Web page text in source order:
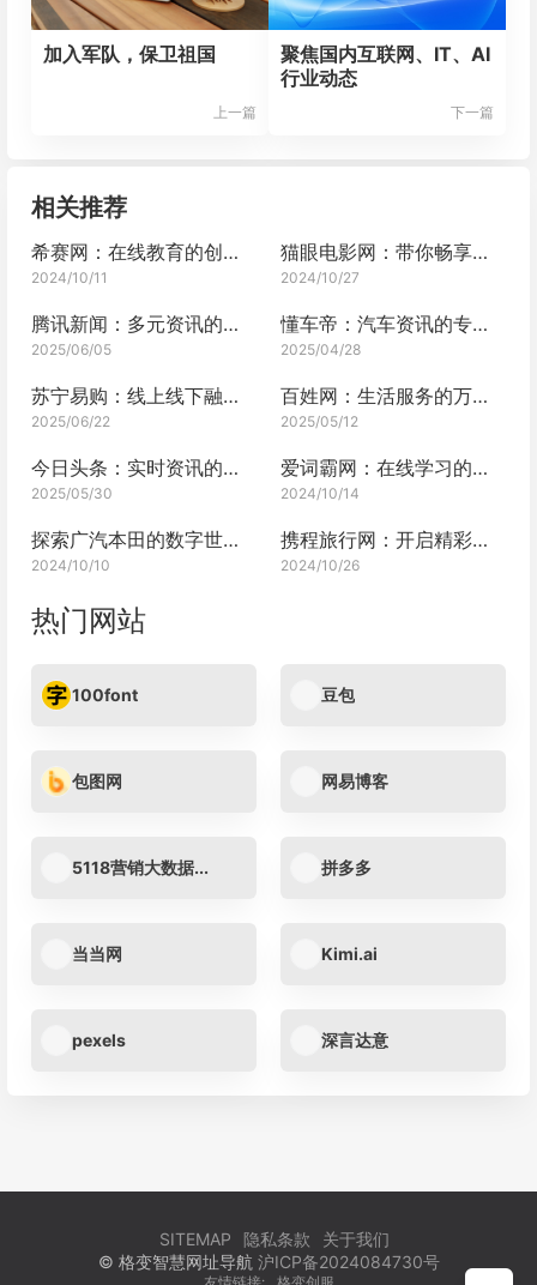
加入军队，保卫祖国
上一篇
聚焦国内互联网、IT、AI
行业动态
下一篇
相关推荐
希赛网：在线教育的创新先锋
2024/10/11
猫眼电影网：带你畅享光影世界的奇妙之旅
2024/10/27
腾讯新闻：多元资讯的盛宴
2025/06/05
懂车帝：汽车资讯的专业平台
2025/04/28
苏宁易购：线上线下融合的零售巨头深度剖析
2025/06/22
百姓网：生活服务的万能钥匙
2025/05/12
今日头条：实时资讯的宝藏库
2025/05/30
爱词霸网：在线学习的宝藏
2024/10/14
探索广汽本田的数字世界：网站体验之旅
2024/10/10
携程旅行网：开启精彩旅程的钥匙
2024/10/26
热门网站
100font 豆包
包图网 网易博客
5118营销大数据... 拼多多
当当网 Kimi.ai
pexels 深言达意
SITEMAP 隐私条款
关于我们
© 格变智慧网址导航 沪ICP备2024084730号